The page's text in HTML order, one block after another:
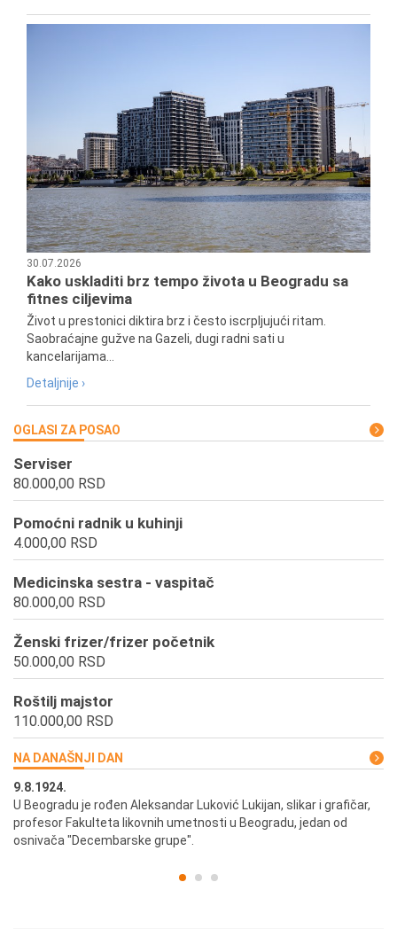
30.07.2026
Kako uskladiti brz tempo života u Beogradu sa
fitnes ciljevima
Život u prestonici diktira brz i često iscrpljujući ritam.
Saobraćajne gužve na Gazeli, dugi radni sati u
kancelarijama...
Detaljnije ›
OGLASI ZA POSAO
Serviser
80.000,00 RSD
Pomoćni radnik u kuhinji
4.000,00 RSD
Medicinska sestra - vaspitač
80.000,00 RSD
Ženski frizer/frizer početnik
50.000,00 RSD
Roštilj majstor
110.000,00 RSD
NA DANAŠNJI DAN
9.8.1924.
U Beogradu je rođen Aleksandar Luković Lukijan, slikar i grafičar,
profesor Fakulteta likovnih umetnosti u Beogradu, jedan od
osnivača "Decembarske grupe".